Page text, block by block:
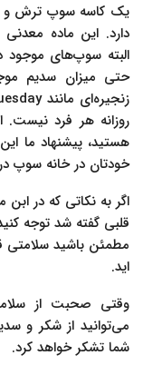
دارد. این ماده
البته سوپ‌های موجود
حتی میزان سدیم
روزانه هر فرد
هستید، پیشنهاد ما
خودتان در خانه سوپ
اگر به نکاتی که در ابن
قلبی گفته شد توجه
مطمئن باشید
اید.
وقتی صحبت از
می‌توانید از شکر و
شما تشکر خواهد کرد.